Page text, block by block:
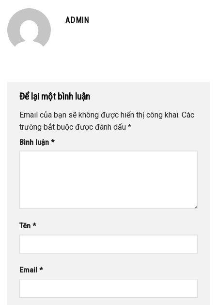
ADMIN
Để lại một bình luận
Email của bạn sẽ không được hiển thị công khai. Các
trường bắt buộc được đánh dấu *
Bình luận *
Tên *
Email *